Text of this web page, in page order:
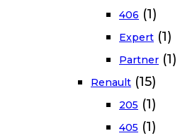
406 (1)
Expert (1)
Partner (1)
Renault (15)
205 (1)
405 (1)